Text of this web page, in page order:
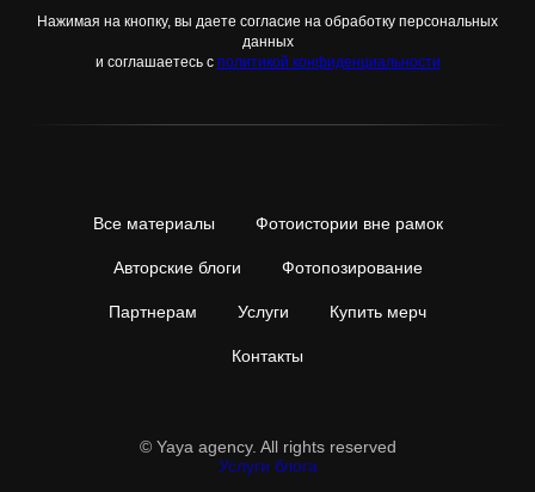
Нажимая на кнопку, вы даете согласие на обработку персональных
данных
и соглашаетесь c политикой конфиденциальности
Все материалы Фотоистории вне рамок
Авторские блоги Фотопозирование
Партнерам Услуги Купить мерч
Контакты
© Yaya agency. All rights reserved
Услуги блога